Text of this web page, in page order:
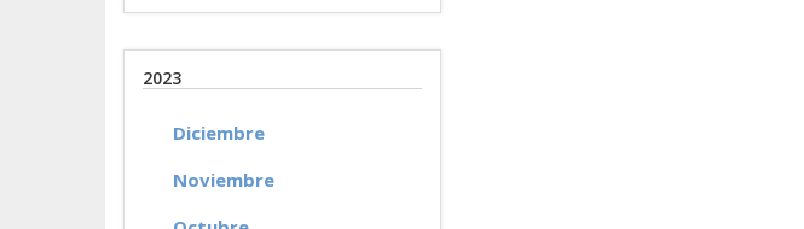
2023
Diciembre
Noviembre